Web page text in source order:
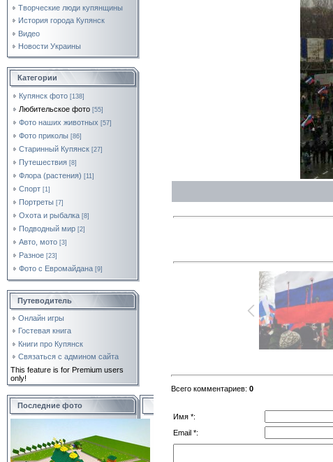
Творческие люди купянщины
История города Купянск
Видео
Новости Украины
Категории
Купянск фото [138]
Любительское фото [55]
Фото наших животных [57]
Фото приколы [86]
Старинный Купянск [27]
Путешествия [8]
Флора (растения) [11]
Спорт [1]
Портреты [7]
Охота и рыбалка [8]
Подводный мир [2]
Авто, мото [3]
Разное [23]
Фото с Евромайдана [9]
Путеводитель
Онлайн игры
Гостевая книга
Книги про Купянск
Связаться с админом сайта
This feature is for Premium users
only!
Последние фото
Всего комментариев: 0
Имя *:
Email *: